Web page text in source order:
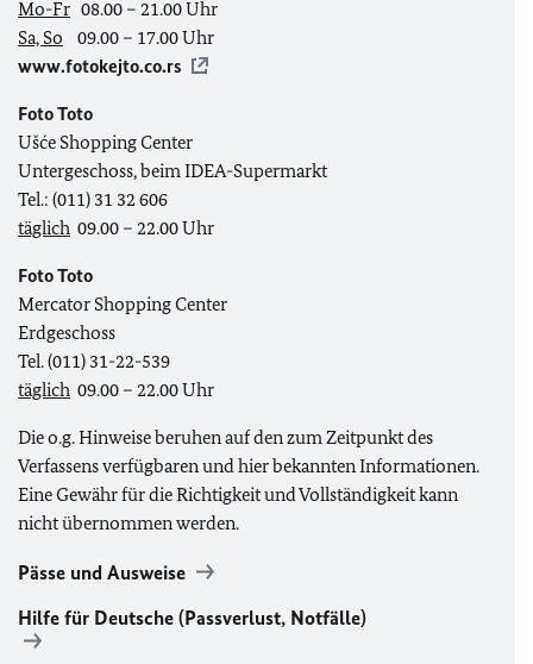
Mo-Fr 08.00 – 21.00 Uhr
Sa, So 09.00 – 17.00 Uhr
www.fotokejto.co.rs
Foto Toto
Ušće Shopping Center
Untergeschoss, beim IDEA-Supermarkt
Tel.: (011) 31 32 606
täglich 09.00 – 22.00 Uhr
Foto Toto
Mercator Shopping Center
Erdgeschoss
Tel. (011) 31-22-539
täglich 09.00 – 22.00 Uhr
Die o.g. Hinweise beruhen auf den zum Zeitpunkt des
Verfassens verfügbaren und hier bekannten Informationen.
Eine Gewähr für die Richtigkeit und Vollständigkeit kann
nicht übernommen werden.
Pässe und Ausweise
Hilfe für Deutsche (Passverlust, Notfälle)